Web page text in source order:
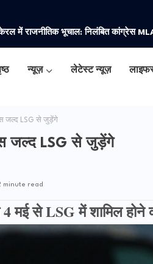
में राजनीतिक भूचाल: निलंबित कांग्रेस
न्यूज़ लेटेस्ट न्यूज़
जल्द LSG से जुड़ेंगे
जल्द LSG से जुड़ेंगे
minute read
से LSG में शामिल होने